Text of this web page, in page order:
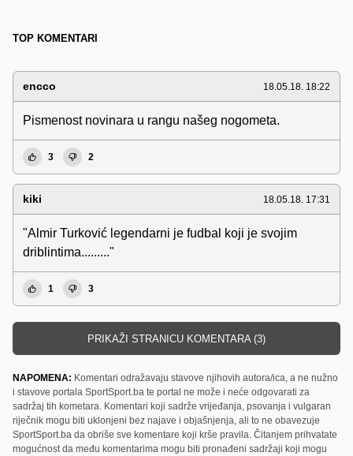
TOP KOMENTARI
encco 18.05.18. 18:22
Pismenost novinara u rangu našeg nogometa.
3 2
kiki 18.05.18. 17:31
"Almir Turković legendarni je fudbal koji je svojim
driblintima........."
1 3
PRIKAŽI STRANICU KOMENTARA (3)
NAPOMENA: Komentari odražavaju stavove njihovih autora/ica, a ne nužno
i stavove portala SportSport.ba te portal ne može i neće odgovarati za
sadržaj tih kometara. Komentari koji sadrže vrijeđanja, psovanja i vulgaran
riječnik mogu biti uklonjeni bez najave i objašnjenja, ali to ne obavezuje
SportSport.ba da obriše sve komentare koji krše pravila. Čitanjem prihvatate
mogućnost da među komentarima mogu biti pronađeni sadržaji koji mogu